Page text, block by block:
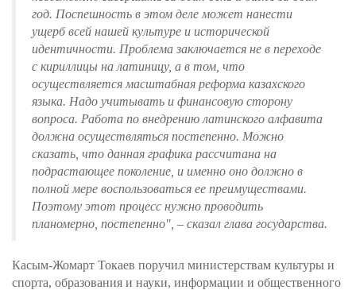
год. Поспешность в этом деле может нанести
ущерб всей нашей культуре и исторической
идентичности. Проблема заключается не в переходе
с кириллицы на латиницу, а в том, что
осуществляется масштабная реформа казахского
языка. Надо учитывать и финансовую сторону
вопроса. Работа по внедрению латинского алфавита
должна осуществляться постепенно. Можно
сказать, что данная графика рассчитана на
подрастающее поколение, и именно оно должно в
полной мере воспользоваться ее преимуществами.
Поэтому этот процесс нужно проводить
планомерно, постепенно", – сказал глава государства.
Касым-Жомарт Токаев поручил министерствам культуры и
спорта, образования и науки, информации и общественного